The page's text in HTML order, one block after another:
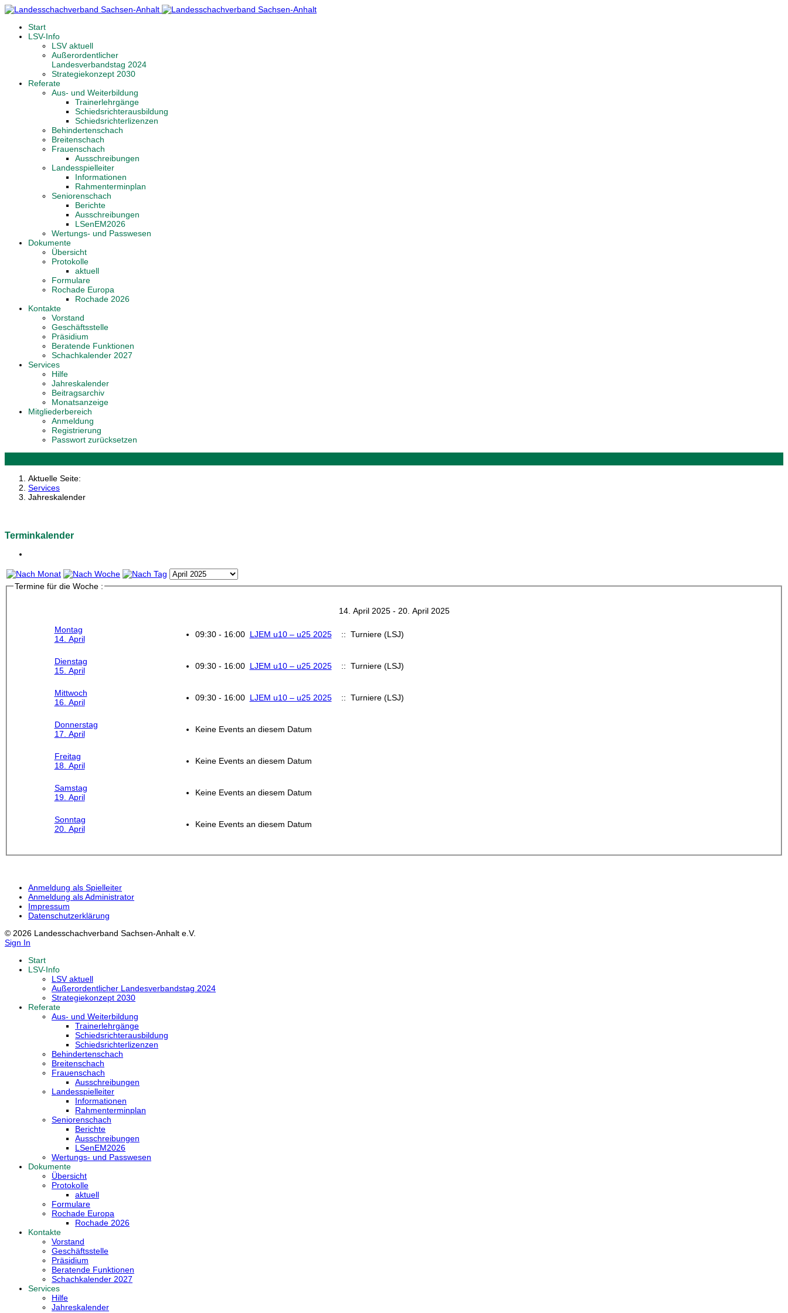
Start
LSV-Info
LSV aktuell
Außerordentlicher
Landesverbandstag 2024
Strategiekonzept 2030
Referate
Aus- und Weiterbildung
Trainerlehrgänge
Schiedsrichterausbildung
Schiedsrichterlizenzen
Behindertenschach
Breitenschach
Frauenschach
Ausschreibungen
Landesspielleiter
Informationen
Rahmenterminplan
Seniorenschach
Berichte
Ausschreibungen
LSenEM2026
Wertungs- und Passwesen
Dokumente
Übersicht
Protokolle
aktuell
Formulare
Rochade Europa
Rochade 2026
Kontakte
Vorstand
Geschäftsstelle
Präsidium
Beratende Funktionen
Schachkalender 2027
Services
Hilfe
Jahreskalender
Beitragsarchiv
Monatsanzeige
Mitgliederbereich
Anmeldung
Registrierung
Passwort zurücksetzen
Aktuelle Seite:
Services
Jahreskalender
Terminkalender
Termine für die Woche :
14. April 2025 - 20. April 2025
Montag
14. April
09:30 - 16:00 LJEM u10 – u25 2025 :: Turniere (LSJ)
Dienstag
15. April
09:30 - 16:00 LJEM u10 – u25 2025 :: Turniere (LSJ)
Mittwoch
16. April
09:30 - 16:00 LJEM u10 – u25 2025 :: Turniere (LSJ)
Donnerstag
17. April
Keine Events an diesem Datum
Freitag
18. April
Keine Events an diesem Datum
Samstag
19. April
Keine Events an diesem Datum
Sonntag
20. April
Keine Events an diesem Datum
Anmeldung als Spielleiter
Anmeldung als Administrator
Impressum
Datenschutzerklärung
© 2026 Landesschachverband Sachsen-Anhalt e.V.
Sign In
Start
LSV-Info
LSV aktuell
Außerordentlicher Landesverbandstag 2024
Strategiekonzept 2030
Referate
Aus- und Weiterbildung
Trainerlehrgänge
Schiedsrichterausbildung
Schiedsrichterlizenzen
Behindertenschach
Breitenschach
Frauenschach
Ausschreibungen
Landesspielleiter
Informationen
Rahmenterminplan
Seniorenschach
Berichte
Ausschreibungen
LSenEM2026
Wertungs- und Passwesen
Dokumente
Übersicht
Protokolle
aktuell
Formulare
Rochade Europa
Rochade 2026
Kontakte
Vorstand
Geschäftsstelle
Präsidium
Beratende Funktionen
Schachkalender 2027
Services
Hilfe
Jahreskalender